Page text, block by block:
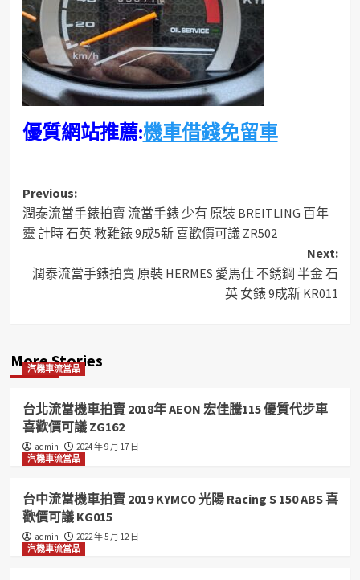
優質網站推薦:機車借錢免留車
Post
navigation
Previous:
潤泰流當手錶拍賣 流當手錶 少有 原裝 BREITLING 百年
靈 計時 石英 救難錶 9成5新 喜歡價可議 ZR502
Next:
潤泰流當手錶拍賣 原裝 HERMES 愛馬仕 不銹鋼 半金 石
英 女錶 9成新 KR011
More Stories
汽機車流當品
台北流當機車拍賣 2018年 AEON 宏佳騰115 優質代步車
喜歡價可議 ZG162
admin
2024 年 9 月 17 日
汽機車流當品
台中流當機車拍賣 2019 KYMCO 光陽 Racing S 150 ABS 喜
歡價可議 KG015
admin
2022 年 5 月 12 日
汽機車流當品